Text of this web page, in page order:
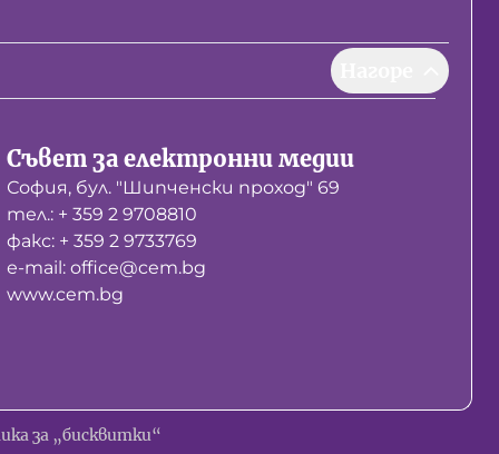
Съвет за електронни медии
София, бул. "Шипченски проход" 69
тел.: + 359 2 9708810
факс: + 359 2 9733769
е-mail: office@cem.bg
www.cem.bg
за „бисквитки“